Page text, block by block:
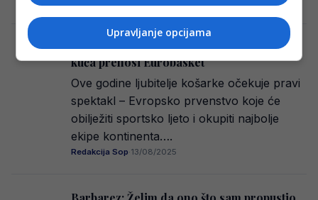
Spektakl uskoro počinje: Poznato koja TV
kuća prenosi Eurobasket
Ove godine ljubitelje košarke očekuje pravi
spektakl – Evropsko prvenstvo koje će
obilježiti sportsko ljeto i okupiti najbolje
ekipe kontinenta….
Redakcija Sop·13/08/2025
Upravljanje opcijama